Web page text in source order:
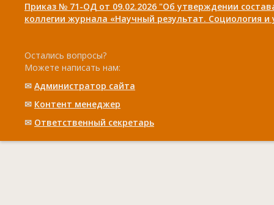
Приказ № 71-ОД от 09.02.2026 "Об утверждении
коллегии журнала «Научный результат. Социология и
Остались вопросы?
Можете написать нам:
✉ Администратор сайта
✉ Контент менеджер
✉ Ответственный cекретарь